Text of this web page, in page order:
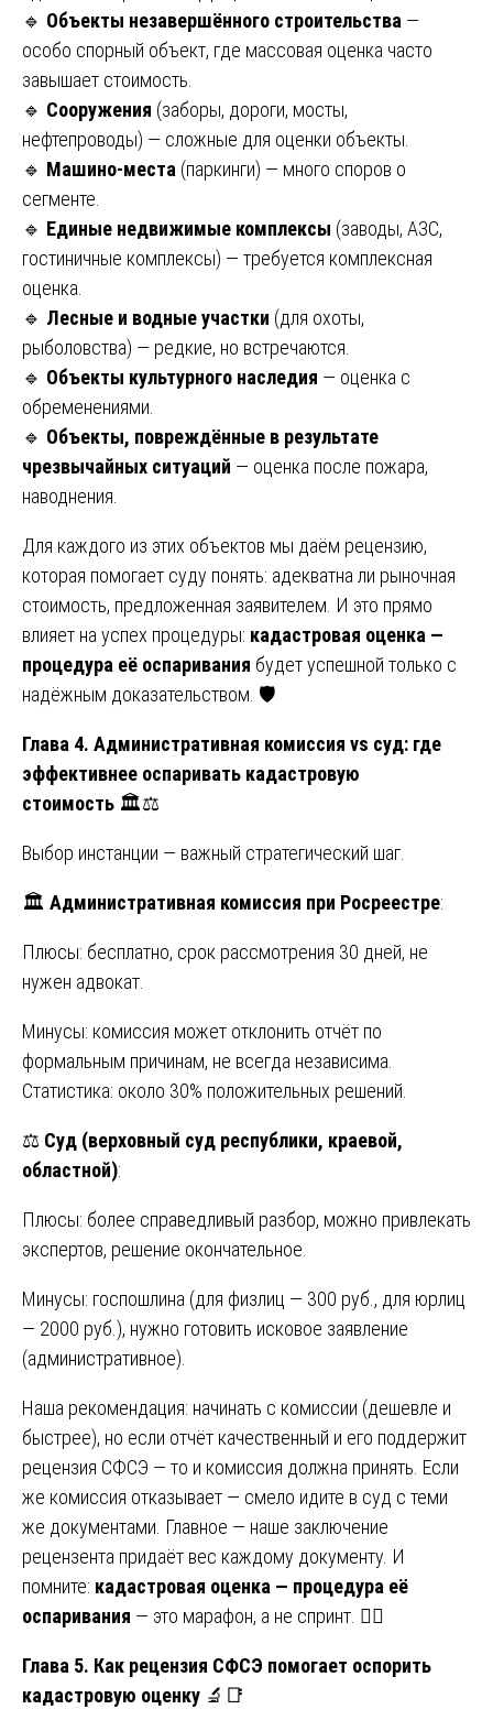
🔹 Объекты незавершённого строительства —
особо спорный объект, где массовая оценка часто
завышает стоимость.
🔹 Сооружения (заборы, дороги, мосты,
нефтепроводы) — сложные для оценки объекты.
🔹 Машино-места (паркинги) — много споров о
сегменте.
🔹 Единые недвижимые комплексы (заводы, АЗС,
гостиничные комплексы) — требуется комплексная
оценка.
🔹 Лесные и водные участки (для охоты,
рыболовства) — редкие, но встречаются.
🔹 Объекты культурного наследия — оценка с
обременениями.
🔹 Объекты, повреждённые в результате
чрезвычайных ситуаций — оценка после пожара,
наводнения.
Для каждого из этих объектов мы даём рецензию,
которая помогает суду понять: адекватна ли рыночная
стоимость, предложенная заявителем. И это прямо
влияет на успех процедуры: кадастровая оценка —
процедура её оспаривания будет успешной только с
надёжным доказательством. 🛡️
Глава 4. Административная комиссия vs суд: где
эффективнее оспаривать кадастровую
стоимость 🏛️⚖️
Выбор инстанции — важный стратегический шаг.
🏛️ Административная комиссия при Росреестре:
Плюсы: бесплатно, срок рассмотрения 30 дней, не
нужен адвокат.
Минусы: комиссия может отклонить отчёт по
формальным причинам, не всегда независима.
Статистика: около 30% положительных решений.
⚖️ Суд (верховный суд республики, краевой,
областной):
Плюсы: более справедливый разбор, можно привлекать
экспертов, решение окончательное.
Минусы: госпошлина (для физлиц — 300 руб., для юрлиц
— 2000 руб.), нужно готовить исковое заявление
(административное).
Наша рекомендация: начинать с комиссии (дешевле и
быстрее), но если отчёт качественный и его поддержит
рецензия СФСЭ — то и комиссия должна принять. Если
же комиссия отказывает — смело идите в суд с теми
же документами. Главное — наше заключение
рецензента придаёт вес каждому документу. И
помните: кадастровая оценка — процедура её
оспаривания — это марафон, а не спринт. 🏃‍♂️
Глава 5. Как рецензия СФСЭ помогает оспорить
кадастровую оценку 🔬📑